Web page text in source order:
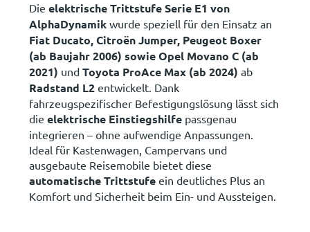
Die elektrische Trittstufe Serie E1 von
AlphaDynamikwurde speziell für den Einsatz an
Fiat Ducato,Citroën Jumper, Peugeot Boxer
(ab Baujahr 2006) sowieOpel Movano C(ab
2021) und Toyota ProAce Max (ab 2024) ab
Radstand L2entwickelt. Dank
fahrzeugspezifischer Befestigungslösung lässt sich
die elektrische Einstiegshilfepassgenau
integrieren – ohne aufwendige Anpassungen.
Ideal für Kastenwagen, Campervans und
ausgebaute Reisemobile bietet diese
automatische Trittstufeein deutliches Plus an
Komfort und Sicherheit beim Ein- und Aussteigen.